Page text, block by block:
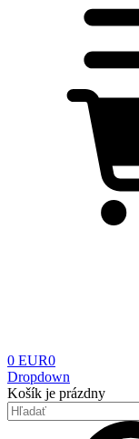
0 EUR0
Dropdown
Košík je prázdny